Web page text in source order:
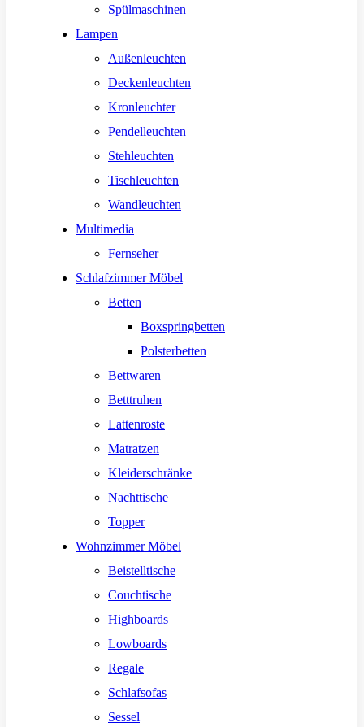
Spülmaschinen
Lampen
Außenleuchten
Deckenleuchten
Kronleuchter
Pendelleuchten
Stehleuchten
Tischleuchten
Wandleuchten
Multimedia
Fernseher
Schlafzimmer Möbel
Betten
Boxspringbetten
Polsterbetten
Bettwaren
Betttruhen
Lattenroste
Matratzen
Kleiderschränke
Nachttische
Topper
Wohnzimmer Möbel
Beistelltische
Couchtische
Highboards
Lowboards
Regale
Schlafsofas
Sessel